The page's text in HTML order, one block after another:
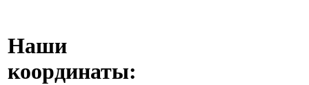
Наши
координаты: